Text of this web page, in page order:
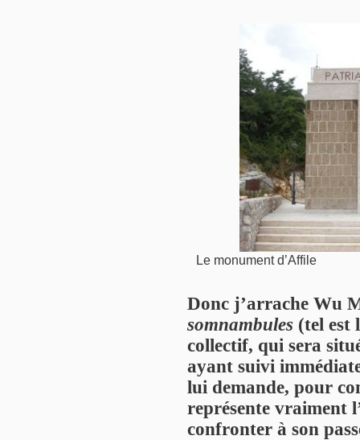
Le monument d’Affile
Donc j’arrache Wu
somnambules (tel est
collectif, qui sera
ayant suivi
lui demande, pour
représente vraiment
confronter à son